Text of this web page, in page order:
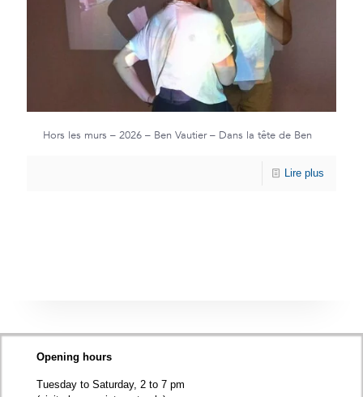
Hors les murs – 2026 – Ben Vautier – Dans la tête de Ben
Lire plus
Opening hours
Tuesday to Saturday, 2 to 7 pm